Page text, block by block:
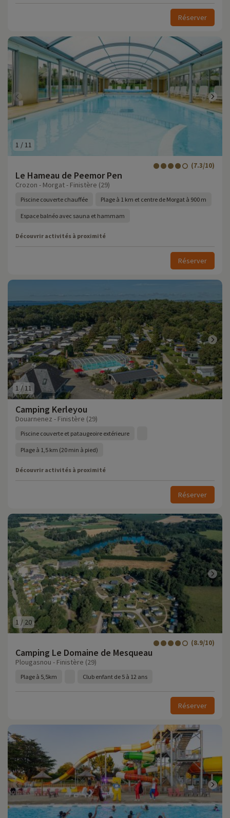
Réserver
1 / 11
Le Hameau de Peemor Pen
(7.3/10)
Crozon - Morgat - Finistère (29)
Piscine couverte chauffée Plage à 1 km et centre de Morgat à 900 m
Espace balnéo avec sauna et hammam
Découvrir activités à proximité
Réserver
1 / 11
Camping Kerleyou
Douarnenez - Finistère (29)
Piscine couverte et pataugeoire extérieure
Plage à 1,5 km (20 min à pied)
Découvrir activités à proximité
Réserver
1 / 20
Camping Le Domaine de Mesqueau
(8.9/10)
Plougasnou - Finistère (29)
Plage à 5,5km Club enfant de 5 à 12 ans
Réserver